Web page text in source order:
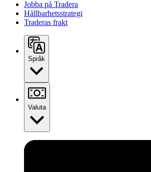
Jobba på Tradera
Hållbarhetsstrategi
Traderas frakt
Språk
Valuta